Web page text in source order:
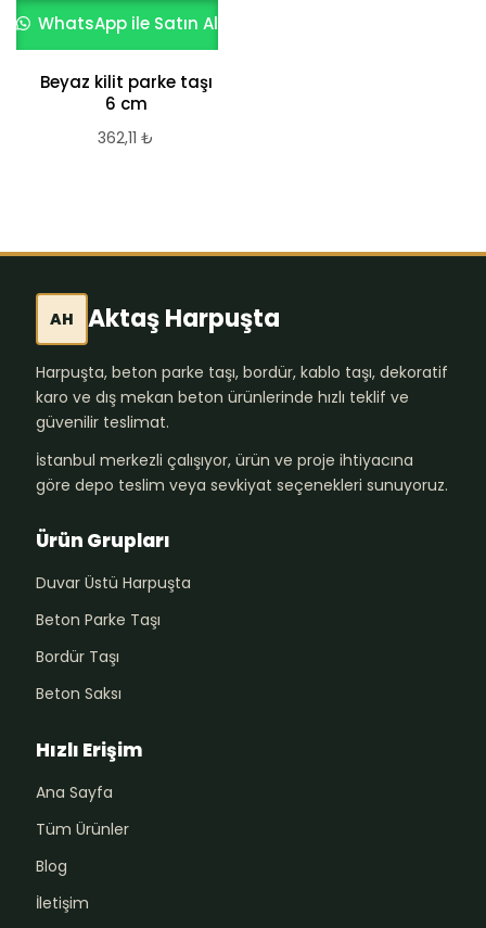
WhatsApp ile Satın Al
Beyaz kilit parke taşı
6 cm
362,11 ₺
AH Aktaş Harpuşta
Harpuşta, beton parke taşı, bordür, kablo taşı, dekoratif
karo ve dış mekan beton ürünlerinde hızlı teklif ve
güvenilir teslimat.
İstanbul merkezli çalışıyor, ürün ve proje ihtiyacına
göre depo teslim veya sevkiyat seçenekleri sunuyoruz.
Ürün Grupları
Duvar Üstü Harpuşta
Beton Parke Taşı
Bordür Taşı
Beton Saksı
Hızlı Erişim
Ana Sayfa
Tüm Ürünler
Blog
İletişim